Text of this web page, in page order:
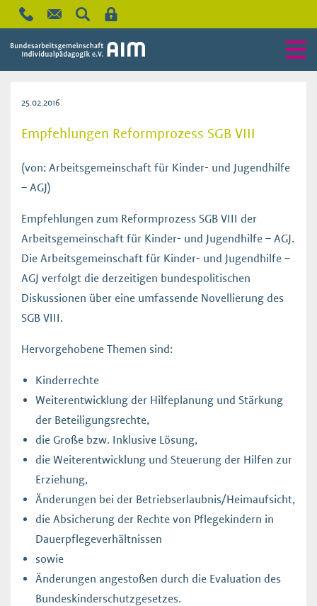
25.02.2016
Empfehlungen Reformprozess SGB VIII
(von: Arbeitsgemeinschaft für Kinder- und Jugendhilfe
– AGJ)
Empfehlungen zum Reformprozess SGB VIII der
Arbeitsgemeinschaft für Kinder- und Jugendhilfe – AGJ.
Die Arbeitsgemeinschaft für Kinder- und Jugendhilfe –
AGJ verfolgt die derzeitigen bundespolitischen
Diskussionen über eine umfassende Novellierung des
SGB VIII.
Hervorgehobene Themen sind:
Kinderrechte
Weiterentwicklung der Hilfeplanung und Stärkung
der Beteiligungsrechte,
die Große bzw. Inklusive Lösung,
die Weiterentwicklung und Steuerung der Hilfen zur
Erziehung,
Änderungen bei der Betriebserlaubnis/Heimaufsicht,
die Absicherung der Rechte von Pflegekindern in
Dauerpflegeverhältnissen
sowie
Änderungen angestoßen durch die Evaluation des
Bundeskinderschutzgesetzes.